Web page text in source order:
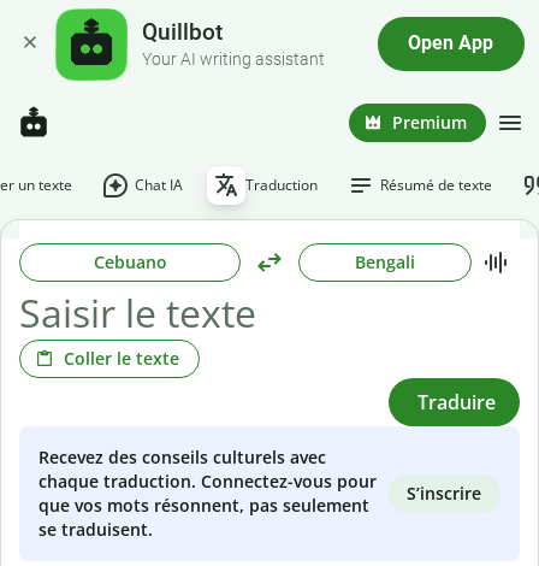
Quillbot
Your AI writing assistant
Open App
Premium
un texte Chat IA Traduction Résumé de texte
Cebuano Bengali
Coller le texte
Traduire
Recevez des conseils culturels avec
chaque traduction. Connectez-vous pour
que vos mots résonnent, pas seulement
se traduisent.
S’inscrire